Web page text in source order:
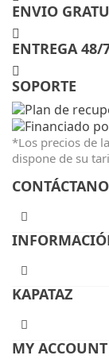
ENVIO
ENTREGA 48/
SOPORTE
*Los precios de
dispone de su
KAPATAZ
MY ACCOUNT